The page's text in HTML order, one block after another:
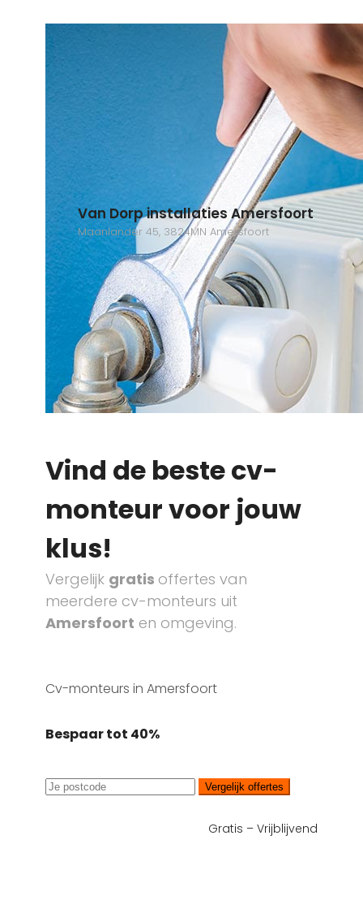
Van Dorp installaties Amersfoort
Maanlander 45, 3824MN Amersfoort
Vind de beste cv-
monteur voor jouw
klus!
Vergelijk gratis offertes van
meerdere cv-monteurs uit
Amersfoort en omgeving.
Cv-monteurs in Amersfoort
Bespaar tot 40%
Vergelijk offertes
Gratis – Vrijblijvend